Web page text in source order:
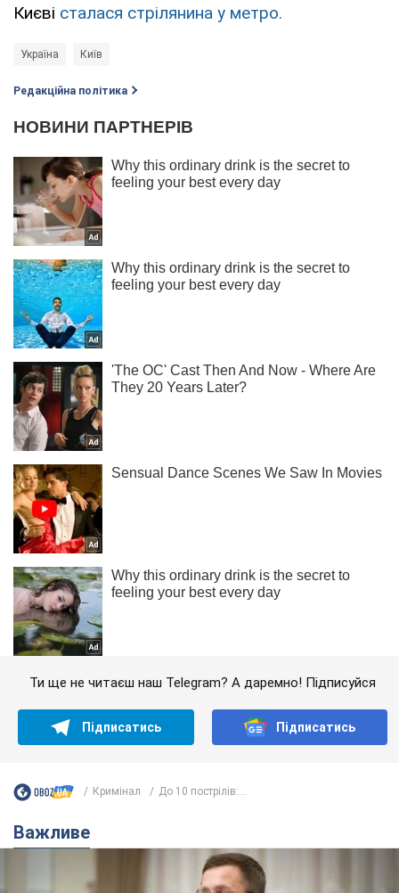
Києві сталася стрілянина у метро.
Україна Київ
Редакційна політика
Ти ще не читаєш наш Telegram? А даремно! Підписуйся
Підписатись Підписатись
Кримінал До 10 пострілів:...
Важливе